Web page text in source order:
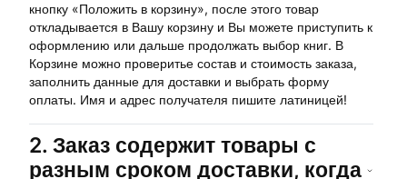
кнопку «Положить в корзину», после этого товар
откладывается в Вашу корзину и Вы можете приступить к
оформлению или дальше продолжать выбор книг. В
Корзине можно проверитье состав и стоимость заказа,
заполнить данные для доставки и выбрать форму
оплаты. Имя и адрес получателя пишите латиницей!
2. Заказ содержит товары с
разным сроком доставки, когда